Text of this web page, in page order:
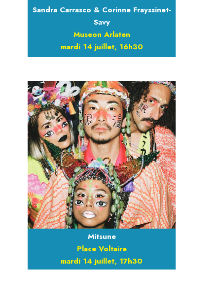
Sandra Carrasco & Corinne Frayssinet-
Savy
Museon Arlaten
mardi 14 juillet, 16h30
Mitsune
Place Voltaire
mardi 14 juillet, 17h30